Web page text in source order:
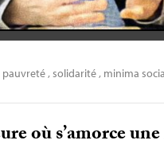
pauvreté,solidarité, minima
où s’amorce